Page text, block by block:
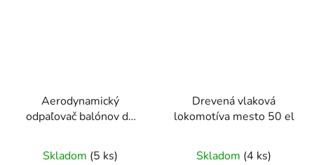
Aerodynamický
odpaľovač balónov do
Skladom (5 ks)
Drevená vlaková
lokomotíva mesto 50 el
Skladom (4 ks)